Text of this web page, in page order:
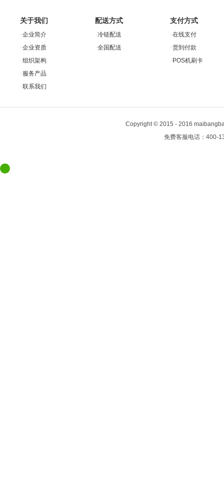
关于我们
·企业简介
·企业资质
·组织架构
· 服务产品
·联系我们
配送方式
·冷链配送
·全国配送
支付方式
·在线支付
·货到付款
· POS机刷卡
Copyright© 2015 - 2016
免费客服电话：400-